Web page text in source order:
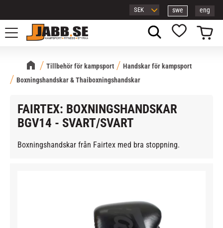
Meny
swe eng
Favoriter
Kundvagn
Tillbehör för kampsport
Handskar för kampsport
Boxningshandskar & Thaiboxningshandskar
FAIRTEX: BOXNINGSHANDSKAR
BGV14 - SVART/SVART
Boxningshandskar från Fairtex med bra stoppning.